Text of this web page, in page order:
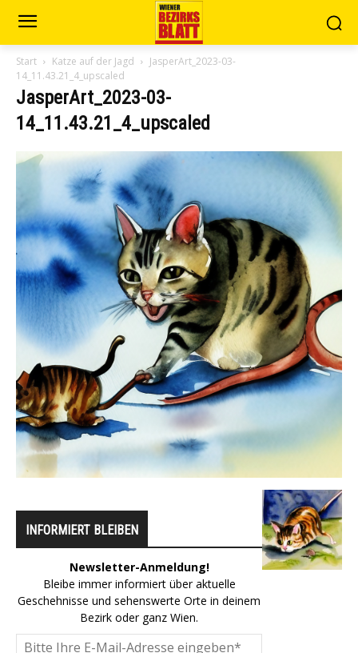
Start Katze auf der Jagd
JasperArt_2023-03-
14_11.43.21_4_upscaled
JasperArt_2023-03-
14_11.43.21_4_upscaled
INFORMIERT BLEIBEN
Newsletter-Anmeldung!
Bleibe immer informiert über aktuelle
Geschehnisse und sehenswerte Orte in deinem
Bezirk oder ganz Wien.